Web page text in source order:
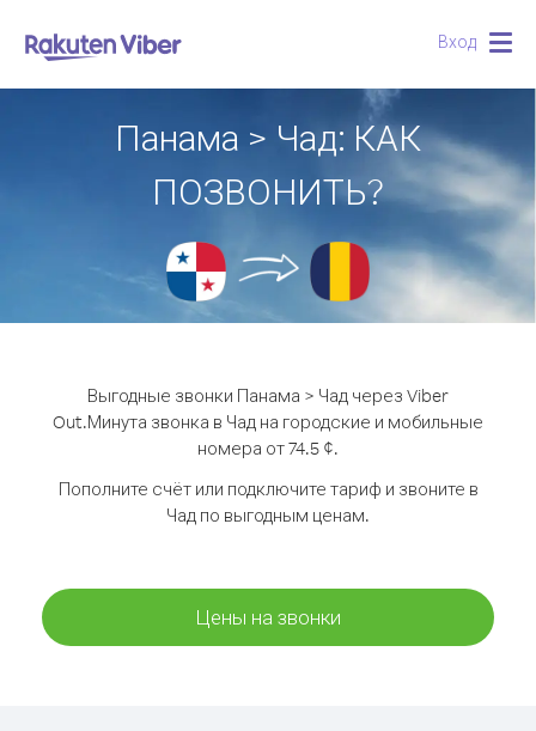
Вход
Панама > Чад: КАК
ПОЗВОНИТЬ?
Выгодные звонки Панама > Чад через Viber
Out.Минута звонка в Чад на городские и мобильные
номера от 74.5 ¢.
Пополните счёт или подключите тариф и звоните в
Чад по выгодным ценам.
Цены на звонки